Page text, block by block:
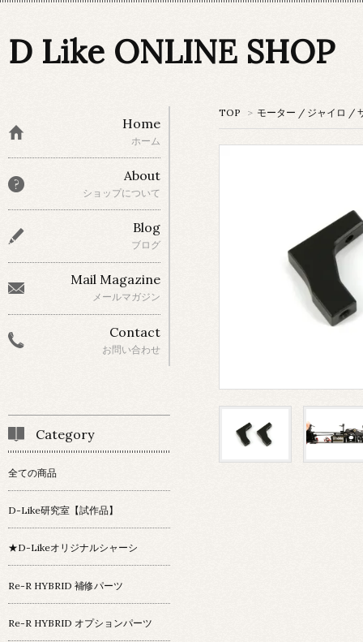
D Like ONLINE SHOP
TOP > モーター / ジャイロ /
Home
ホーム
About
ショップについて
Blog
ブログ
Mail Magazine
メールマガジン
Contact
お問い合わせ
Category
全ての商品
D-Like研究室【試作品】
★D-Likeオリジナルシャーシ
Re-R HYBRID 補修パーツ
Re-R HYBRID オプションパーツ